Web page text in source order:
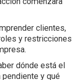
clientes,
y restricciones
dónde está el
pendiente y qué